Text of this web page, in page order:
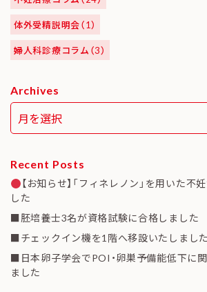
体外受精説明会（1）
婦人科診療コラム（3）
Archives
Recent Posts
【お知らせ】「フィネレノン」を用いた不
した
■胚培養士3名が資格試験に合格しました
■チェックイン機を1階へ移設いたしました
■日本卵子学会でPOI・卵巣予備能低下に
ました